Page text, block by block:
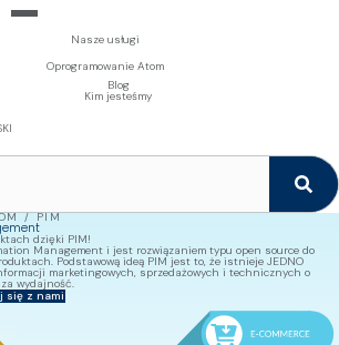
Nasze usługi
Dla właścicieli marek
Fotografia i Projektowanie
Wizualizacja 3D
Formy drukowe
Akcesoria drukarskie
Oprogramowanie Atom
Millnet - Zarządzanie grafiką opakowań
DAM - Zarządzanie zasobami cyfrowymi
PIM – Zarządzanie informacją produktową
MAG - Cyfrowe publikacje
Blog
Kim jesteśmy
/ PIM
dzięki PIM!
Management i jest rozwiązaniem typu open source do
Podstawową ideą PIM jest to, że istnieje JEDNO
marketingowych, sprzedażowych i technicznych o
wydajność.
się z nami